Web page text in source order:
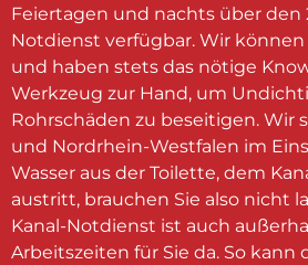
Feiertagen und nachts über den
Notdienst verfügbar. Wir können
und haben stets das nötige
Werkzeug zur Hand, um
Rohrschäden zu beseitigen. Wir
und Nordrhein-Westfalen im
Wasser aus der Toilette, dem
austritt, brauchen Sie also nicht
Kanal-Notdienst ist auch
Arbeitszeiten für Sie da. So kann